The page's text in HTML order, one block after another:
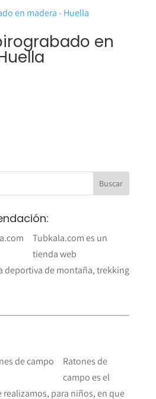
en
Tubkala.com es un
tienda web
deportiva de montaña, trekking
Ratones de
campo es el
para niños, en que